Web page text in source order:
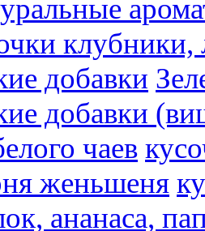
добавки
добавки
чаев
женьшеня
ананаса,